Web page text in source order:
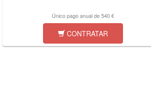
Único pago anual de 540 €
CONTRATAR